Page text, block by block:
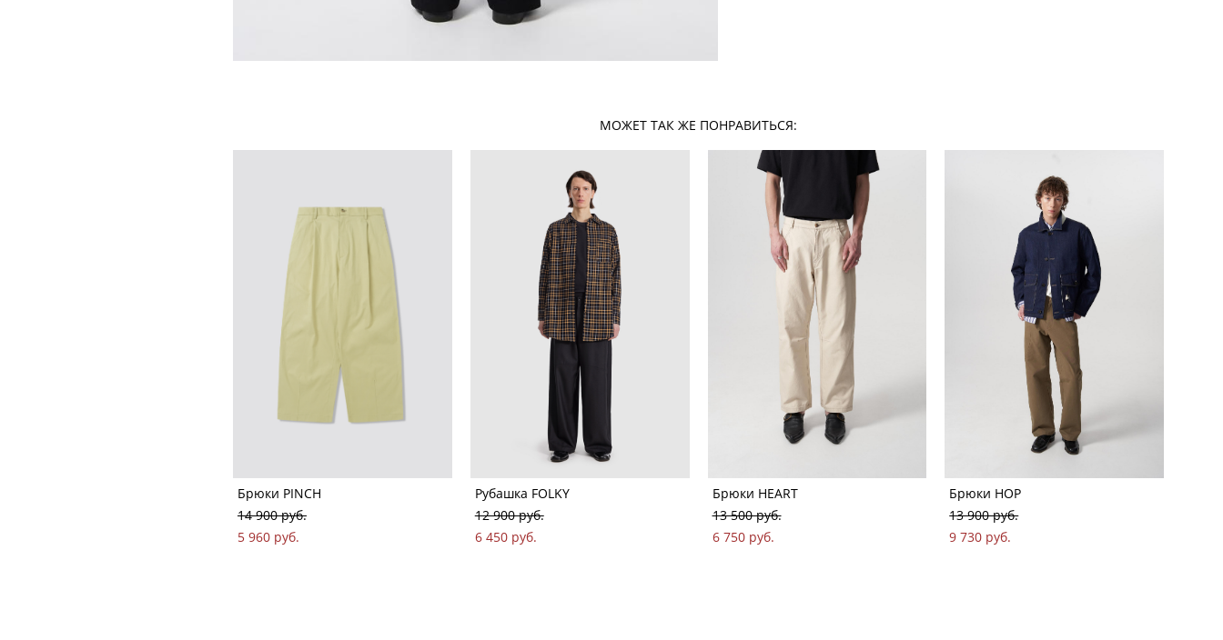
МОЖЕТ ТАК ЖЕ ПОНРАВИТЬСЯ:
Брюки PINCH
14 900 pуб.
5 960 pуб.
Рубашка FOLKY
12 900 pуб.
6 450 pуб.
Брюки HEART
13 500 pуб.
6 750 pуб.
Брюки HOP
13 900 pуб.
9 730 pуб.